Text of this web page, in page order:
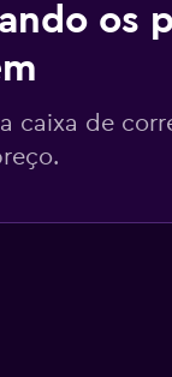
os
caixa de